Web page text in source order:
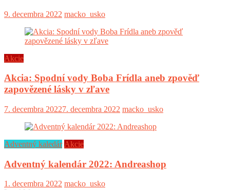
9. decembra 2022 macko_usko
Akcie
Akcia: Spodní vody Boba Frídla aneb zpověď
zapovězené lásky v zľave
7. decembra 20227. decembra 2022 macko_usko
Adventný kaledár Akcie
Adventný kalendár 2022: Andreashop
1. decembra 2022 macko_usko